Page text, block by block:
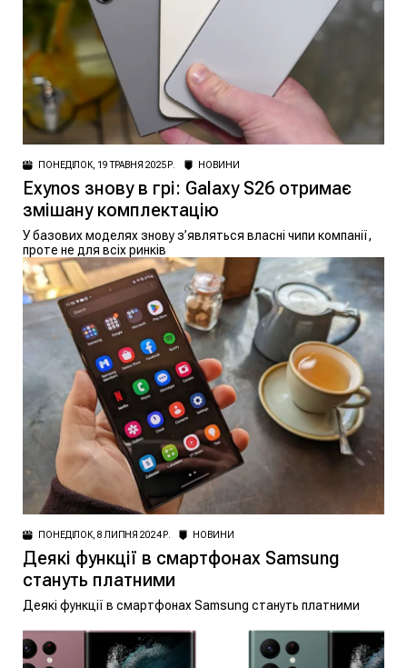
ПОНЕДІЛОК, 19 ТРАВНЯ 2025 Р. НОВИНИ
Exynos знову в грі: Galaxy S26 отримає
змішану комплектацію
У базових моделях знову з’являться власні чипи компанії,
проте не для всіх ринків
ПОНЕДІЛОК, 8 ЛИПНЯ 2024 Р. НОВИНИ
Деякі функції в смартфонах Samsung
стануть платними
Деякі функції в смартфонах Samsung стануть платними